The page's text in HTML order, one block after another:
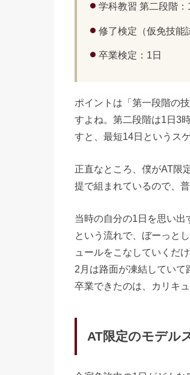
学科教習 第二段階：
修了検定（仮免技能
卒業検定：1日
ポイントは「第一段階の
すよね。第二段階は1日3
すと、最短14日というス
正直なところ、僕がAT限
提で組まれているので、
当時の自分の1日を思い
という流れで、ぼーっと
ュールをこなしていくだ
2月は路面が凍結してい
卒業できたのは、カリキ
AT限定のモデル